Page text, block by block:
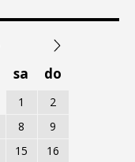
sa do
1
2
8
9
15
16